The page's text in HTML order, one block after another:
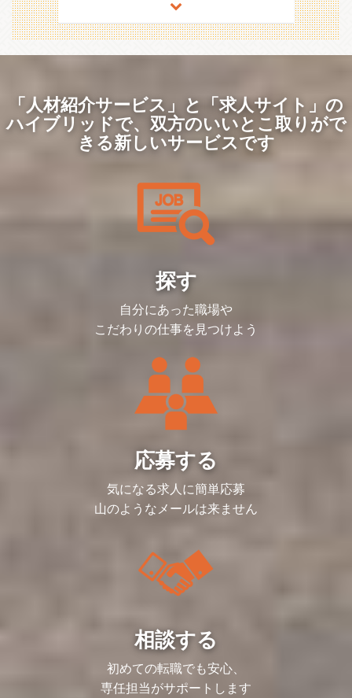
【同社独自の福利厚生】
代表が医療法人も経営しているため、提携
先クリニックの利用であれば、医療費は会
社が全額負担。その他にもインフルエンザ
【重要ポジションへの抜擢事例】
取締役、執行役員は全員30代前半。若い
メンバーが活躍しています。幹部層の半分
は20代です。一年目から経営会議へ参画
するケースもあります。
部署設立以来、増収増益を続けておりま
す。最初は東京のみで開始した事業も現在
では札幌、名古屋、大阪、福岡、仙台と拠
点を増やし、海外では、タイ、香港、ニュ
ーヨーク、ベトナムでクリニックを運営し
【仕事のやりがい】
制度構築・業務フロー策定など、一歩深く
踏み込んだ業務ができるので、非常にやり
がいがあり、確実に成長できる環境です。
自らの提案が認められ、業務に採用される
経営に踏み込めるダイナミックさは同社な
■キャリアパス
優秀な成果を挙げた社員は、昇格やバック
ヤード領域のマネージャーに抜擢したり非
常に魅力的かつスピード感のあるキャリア
レッシブで意識の高い社員ばかりです。
20代半ばで、10名以上のマネジメントを
担当したり、入社6ヵ月で役職に就いたり
【同社独自の福利厚生】
代表が医療法人も経営しているため、提携
先クリニックの利用であれば、医療費は会
社が全額負担。その他にもインフルエンザ
の集団予防接種など医療面で手厚いサポー
【重要ポジションへの抜擢事例】
取締役、執行役員は全員30代前半。若い
メンバーが活躍しています。幹部層の半分
は20代です。一年目から経営会議へ参画
するケースもあります。
部署設立以来、増収増益を続けておりま
す。最初は東京のみで開始した事業も現在
では札幌、名古屋、大阪、福岡、仙台と拠
点を増やし、海外では、タイ、香港、ニュ
ーヨーク、ベトナムでクリニックを運営し
【仕事のやりがい】
制度構築・業務フロー策定など、一歩深く
踏み込んだ業務ができるので、非常にやり
がいがあり、確実に成長できる環境です。
自らの提案が認められ、業務に採用される
ケースも多く、管理部門の視点から、会社
らではです。
管理部内の経理担当として下記業務のいず
れかをお任せします。
■社内経費精算
■売掛金管理／買掛金管理
■年次決算補助
■売上管理
■労務・給料計算等
若いメンバーが活躍しています。
同社代表もまだ42歳と若い経営者、非常
にフランクで社員との距離も近くコミュニ
ケーションが取りやすい環境です。
高い目標を掲げ、チャレジし続ける、アグ
20代半ばで、10名以上のマネジメントを
担当したり、入社6ヵ月で役職に就いたり
ポジションが与えられる環境です。
【研修制度】
ドがあり、必要なスキルや能力を実務を通
じて習得していただくことになるでしょ
新卒や第二新卒の方向けには、マナー研修
やコミュニケーション研修、意識改革に関
く、知識や知恵を増大させる機会もありま
す。また、管理職は部下の育成に対する意
識が高く、質問や疑問に対して真摯に対応
しています。
【重要ポジションへの抜擢事例】
は20代です。一年目から経営会議へ参画
できるチャンスもあります。
部署設立以来、増収増益を続けておりま
では札幌、名古屋、大阪、福岡、仙台と拠
点を増やし、海外では、タイ、香港、ニュ
ーヨーク、ベトナムでクリニックを運営し
ております。
【仕事のやりがい】
「人材紹介サービス」と「求人サイト」の
ハイブリッドで、 双方のいいとこ取りがで
きる新しいサービスです
探す
自分にあった職場や
こだわりの仕事を見つけよう
応募する
気になる求人に簡単応募
山のようなメールは来ません
相談する
初めての転職でも安心、
専任担当がサポートします